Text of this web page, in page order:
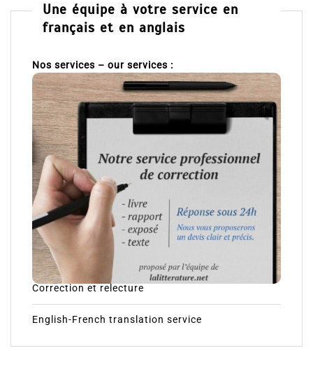
Une équipe à votre service en
français et en anglais
Nos services – our services :
Correction et relecture
English-French translation service